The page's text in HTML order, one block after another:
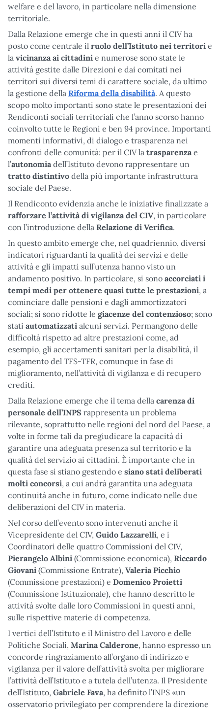
welfare e del lavoro, in particolare nella dimensione
territoriale.
Dalla Relazione emerge che in questi anni il CIV ha
posto come centrale il ruolo dell’Istituto nei territori e
la vicinanza ai cittadini e numerose sono state le
attività gestite dalle Direzioni e dai comitati nei
territori sui diversi temi di carattere sociale, da ultimo
la gestione della Riforma della disabilità. A questo
scopo molto importanti sono state le presentazioni dei
Rendiconti sociali territoriali che l’anno scorso hanno
coinvolto tutte le Regioni e ben 94 province. Importanti
momenti informativi, di dialogo e trasparenza nei
confronti delle comunità: per il CIV la trasparenza e
l’autonomia dell’Istituto devono rappresentare un
tratto distintivo della più importante infrastruttura
sociale del Paese.
Il Rendiconto evidenzia anche le iniziative finalizzate a
rafforzare l’attività di vigilanza del CIV, in particolare
con l’introduzione della Relazione di Verifica.
In questo ambito emerge che, nel quadriennio, diversi
indicatori riguardanti la qualità dei servizi e delle
attività e gli impatti sull’utenza hanno visto un
andamento positivo. In particolare, si sono accorciati i
tempi medi per ottenere quasi tutte le prestazioni, a
cominciare dalle pensioni e dagli ammortizzatori
sociali; si sono ridotte le giacenze del contenzioso; sono
stati automatizzati alcuni servizi. Permangono delle
difficoltà rispetto ad altre prestazioni come, ad
esempio, gli accertamenti sanitari per la disabilità, il
pagamento del TFS-TFR, comunque in fase di
miglioramento, nell’attività di vigilanza e di recupero
crediti.
Dalla Relazione emerge che il tema della carenza di
personale dell’INPS rappresenta un problema
rilevante, soprattutto nelle regioni del nord del Paese, a
volte in forme tali da pregiudicare la capacità di
garantire una adeguata presenza sul territorio e la
qualità del servizio ai cittadini. È importante che in
questa fase si stiano gestendo e siano stati deliberati
molti concorsi, a cui andrà garantita una adeguata
continuità anche in futuro, come indicato nelle due
deliberazioni del CIV in materia.
Nel corso dell’evento sono intervenuti anche il
Vicepresidente del CIV, Guido Lazzarelli, e i
Coordinatori delle quattro Commissioni del CIV,
Pierangelo Albini (Commissione economica), Riccardo
Giovani (Commissione Entrate), Valeria Picchio
(Commissione prestazioni) e Domenico Proietti
(Commissione Istituzionale), che hanno descritto le
attività svolte dalle loro Commissioni in questi anni,
sulle rispettive materie di competenza.
I vertici dell’Istituto e il Ministro del Lavoro e delle
Politiche Sociali, Marina Calderone, hanno espresso un
concorde ringraziamento all’organo di indirizzo e
vigilanza per il valore dell’attività svolta per migliorare
l’attività dell’Istituto e a tutela dell’utenza. Il Presidente
dell’Istituto, Gabriele Fava, ha definito l’INPS «un
osservatorio privilegiato per comprendere la direzione